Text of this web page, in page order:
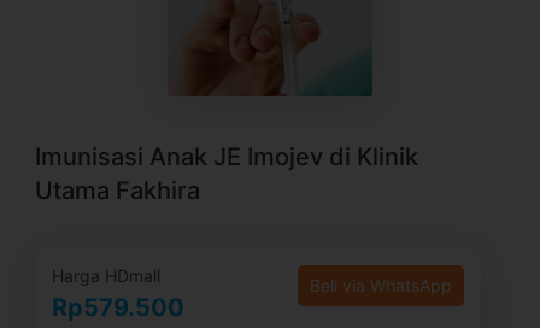
Imunisasi Anak JE Imojev di Klinik
Utama Fakhira
Harga HDmall
Rp579.500
Beli via WhatsApp